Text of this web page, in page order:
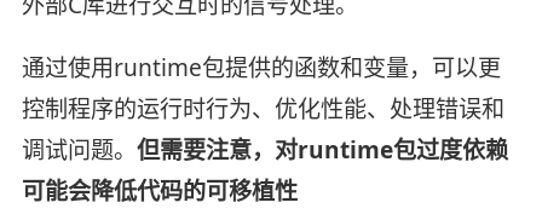
通过使用runtime包提供的函数和变量，可以更
控制程序的运行时行为、优化性能、处理错误和
调试问题。 但需要注意，对runtime包过度依赖
可能会降低代码的可移植性